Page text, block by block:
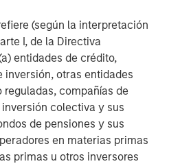
(según la interpretación
I, de la Directiva
entidades de crédito,
inversión, otras entidades
compañías de
colectiva y sus
de pensiones y sus
en materias primas
primas u otros inversores
y más distribuidas
fusiones y adquisiciones
una causa principal de
pero las vulnerabilidades
están adquiriendo una
caso de compañías con una
activa, la integración